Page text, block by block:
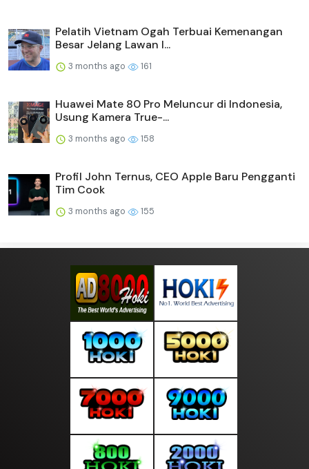
Pelatih Vietnam Ogah Terbuai Kemenangan
Besar Jelang Lawan I...
3 months ago 161
Huawei Mate 80 Pro Meluncur di Indonesia,
Usung Kamera True-...
3 months ago 158
Profil John Ternus, CEO Apple Baru Pengganti
Tim Cook
3 months ago 155